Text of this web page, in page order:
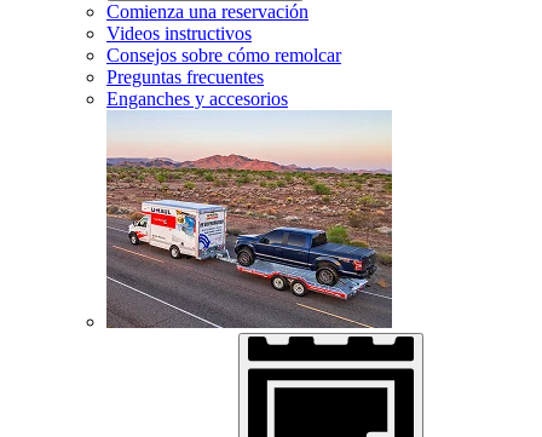
Comienza una reservación
Videos instructivos
Consejos sobre cómo remolcar
Preguntas frecuentes
Enganches y accesorios